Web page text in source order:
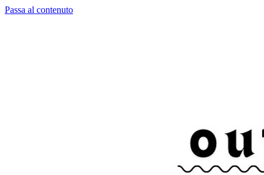
Passa al contenuto